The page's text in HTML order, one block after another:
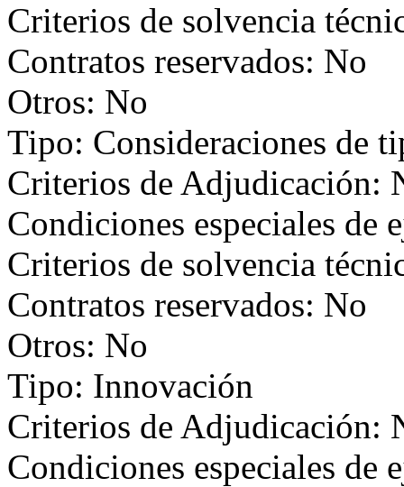
Criterios de solvencia
Contratos reservados: No
Otros: No
Tipo: Consideraciones de
Criterios de Adjudicación:
Condiciones especiales de
Criterios de solvencia
Contratos reservados: No
Otros: No
Tipo: Innovación
Criterios de Adjudicación:
Condiciones especiales de